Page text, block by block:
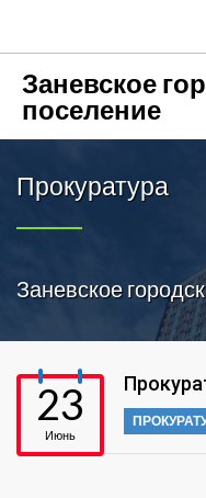
Заневское
поселение
Прокуратура
Заневское
23
Июнь